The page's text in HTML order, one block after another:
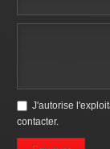
J'autorise
contacter.